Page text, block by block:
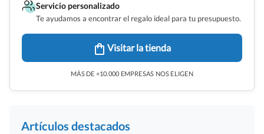
Servicio personalizado
Te ayudamos a encontrar el regalo ideal para tu presupuesto.
Visitar la tienda
MÁS DE +10.000 EMPRESAS NOS ELIGEN
Artículos destacados